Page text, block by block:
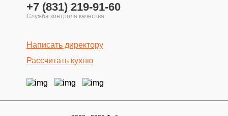
Написать директору
Рассчитать кухню
+7 (831) 219-91-60